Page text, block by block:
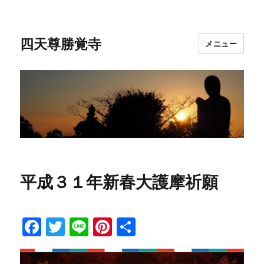
四天尊勝覚寺 メニュー
平成３１年新春大護摩祈願
F
a
T
w
Li
n
Pi
n 有